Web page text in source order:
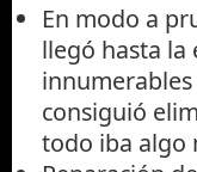
En modo a
llegó hasta la
consiguió
todo iba algo